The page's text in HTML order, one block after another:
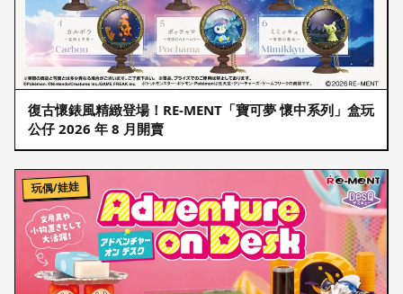
復古懷錶風精緻登場！RE-MENT「寶可夢 懷中系列」盒玩
公仔 2026 年 8 月開賣
玩偶/娃娃